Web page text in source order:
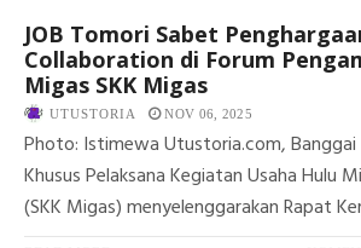
JOB Tomori Sabet
Collaboration di Forum
Migas SKK Migas
UTUSTORIA NOV 06, 2025
Photo: Istimewa Utustoria.com, Banggai
Khusus Pelaksana Kegiatan Usaha Hulu
(SKK Migas) menyelenggarakan Rapat